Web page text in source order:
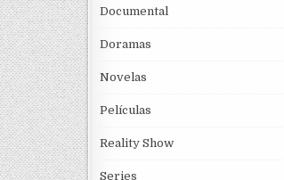
Documental
Doramas
Novelas
Películas
Reality Show
Series